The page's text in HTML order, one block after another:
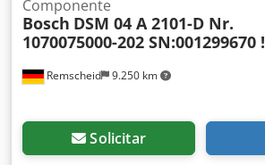
Remscheid 9.250 km
Componente
Bosch DSM 04 A 2101-D Nr.
1070075000-202 SN:001299670 !
Solicitar